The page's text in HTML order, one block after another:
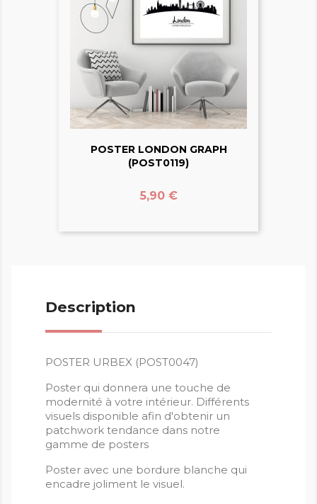
POSTER LONDON GRAPH
(POST0119)
Prix
5,90 €
Description
POSTER URBEX (POST0047)
Poster qui donnera une touche de
modernité à votre intérieur. Différents
visuels disponible afin d'obtenir un
patchwork tendance dans notre
gamme de posters
Poster avec une bordure blanche qui
encadre joliment le visuel.